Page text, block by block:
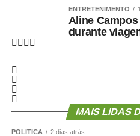
ENTRETENIMENTO
Aline
durante
MAIS LIDAS
POLÍTICA 2 dias atrás